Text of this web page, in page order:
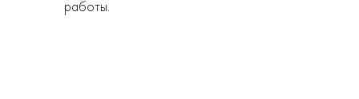
работы.